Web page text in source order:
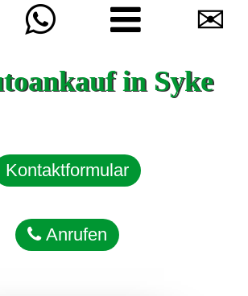
✉
in Syke
Kontaktformular
Anrufen